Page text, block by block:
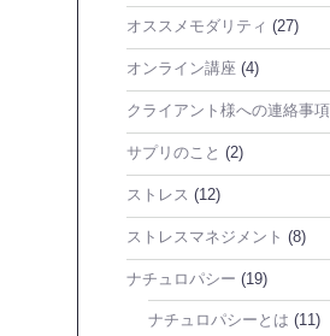
オススメモダリティ (27)
オンライン講座 (4)
クライアント様への連絡事項
サプリのこと (2)
ストレス (12)
ストレスマネジメント (8)
ナチュロパシー (19)
ナチュロパシーとは (11)